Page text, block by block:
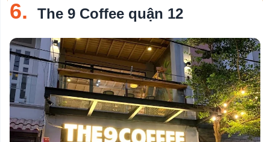
6. The 9 Coffee quận 12